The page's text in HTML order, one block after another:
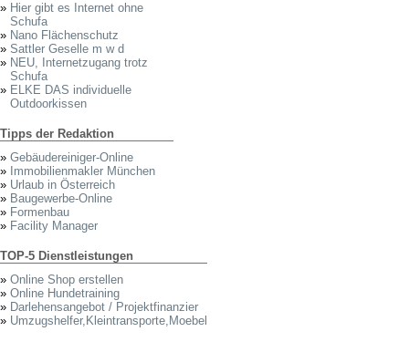
» Hier gibt es Internet ohne
Schufa
» Nano Flächenschutz
» Sattler Geselle m w d
» NEU, Internetzugang trotz
Schufa
» ELKE DAS individuelle
Outdoorkissen
Tipps der Redaktion
» Gebäudereiniger-Online
» Immobilienmakler München
» Urlaub in Österreich
» Baugewerbe-Online
» Formenbau
» Facility Manager
TOP-5 Dienstleistungen
» Online Shop erstellen
» Online Hundetraining
» Darlehensangebot / Projektfinanzier
» Umzugshelfer,Kleintransporte,Moebel